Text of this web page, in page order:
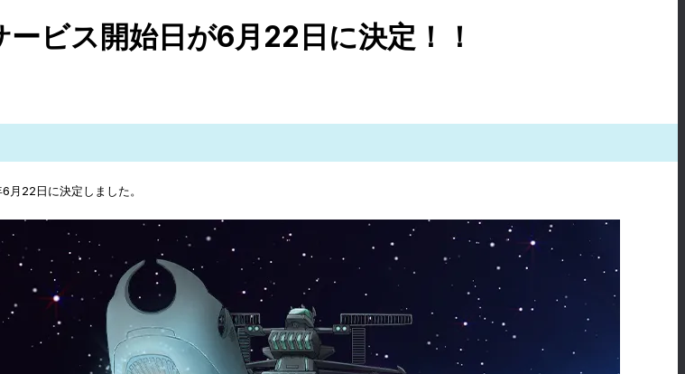
ビス開始日が6月22日に決定！！
22日に決定しました。